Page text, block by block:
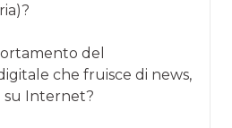
del
che fruisce di news,
su Internet?